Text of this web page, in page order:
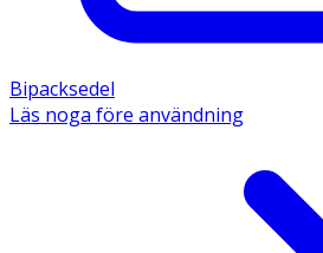
Bipacksedel
Läs noga före användning